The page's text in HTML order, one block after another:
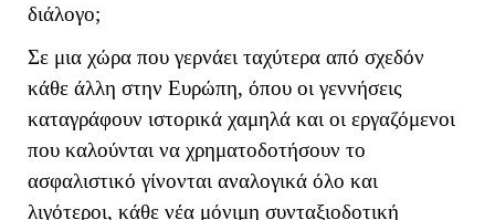
διάλογο;
Σε μια χώρα που γερνάει ταχύτερα από σχεδόν
κάθε άλλη στην Ευρώπη, όπου οι γεννήσεις
καταγράφουν ιστορικά χαμηλά και οι εργαζόμενοι
που καλούνται να χρηματοδοτήσουν το
ασφαλιστικό γίνονται αναλογικά όλο και
λιγότεροι, κάθε νέα μόνιμη συνταξιοδοτική